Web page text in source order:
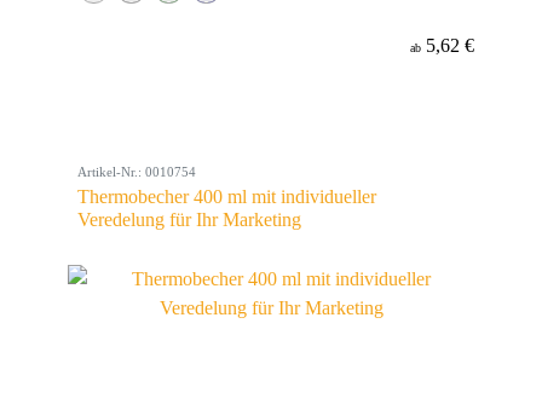
ab 5,62 €
Artikel-Nr.: 0010754
Thermobecher 400 ml mit individueller
Veredelung für Ihr Marketing